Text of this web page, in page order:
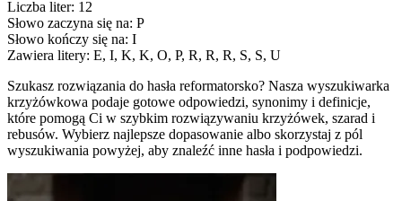
Liczba liter: 12
Słowo zaczyna się na: P
Słowo kończy się na: I
Zawiera litery: E, I, K, K, O, P, R, R, R, S, S, U
Szukasz rozwiązania do hasła reformatorsko? Nasza wyszukiwarka
krzyżówkowa podaje gotowe odpowiedzi, synonimy i definicje,
które pomogą Ci w szybkim rozwiązywaniu krzyżówek, szarad i
rebusów. Wybierz najlepsze dopasowanie albo skorzystaj z pól
wyszukiwania powyżej, aby znaleźć inne hasła i podpowiedzi.